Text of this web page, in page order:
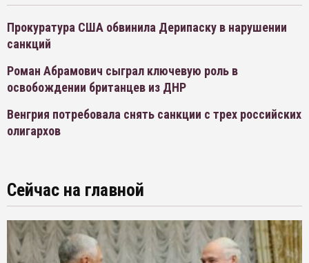
Прокуратура США обвинила Дерипаску в нарушении
санкций
Роман Абрамович сыграл ключевую роль в
освобождении британцев из ДНР
Венгрия потребовала снять санкции с трех российских
олигархов
Сейчас на главной